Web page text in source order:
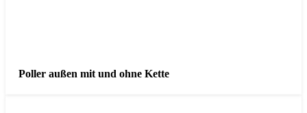
Poller außen mit und ohne Kette